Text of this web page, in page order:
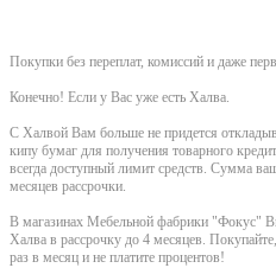
Покупки без переплат, комиссий и даже
Конечно! Если у Вас уже есть Халва.
С Халвой Вам больше не придется
кипу бумаг для получения товарного
всегда доступный лимит средств. Сумма
месяцев рассрочки.
В магазинах Мебельной фабрики "Фокус"
Халва в рассрочку до 4 месяцев.
раз в месяц и не платите процентов!